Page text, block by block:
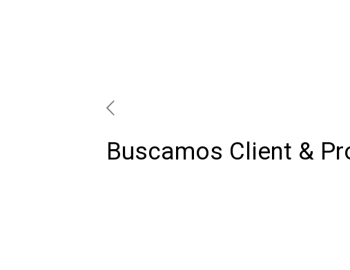
Buscamos Client &